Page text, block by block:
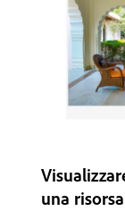
una risorsa